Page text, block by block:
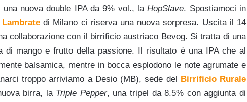
una nuova double IPA da 9% vol., laHopSlave. Spostiamoci in
Lambrate di Milano ci riserva una nuova sorpresa. Uscita il 14
collaborazione con il birrificio austriaco Bevog. Si tratta di una
di mango e frutto della passione. Il risultato è una IPA che al
balsamica, mentre in bocca esplodono le note agrumate e
troppo arriviamo a Desio (MB), sede del
Birrificio Rurale
birra, la Triple Pepper, una tripel da 8.5% con aggiunta di